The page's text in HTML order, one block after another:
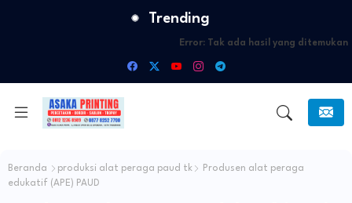
Trending
Error: Tak ada hasil yang ditemukan
Beranda produksi alat peraga paud tk
Produsen alat peraga
edukatif (APE) PAUD